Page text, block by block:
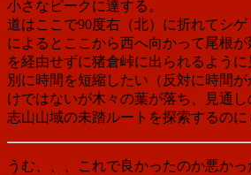
小さなピークに達する。
道はここで90度右（北）に折れてシ
によるとここから西へ向かって尾根
を経由せずに猪倉峠に出られるように
別に時間を短縮したい（反対に時間
けではないが木々の葉が落ち、見通
志山山域の未踏ルートを探索するのに
うむ、、、これで良かったのか悪かっ